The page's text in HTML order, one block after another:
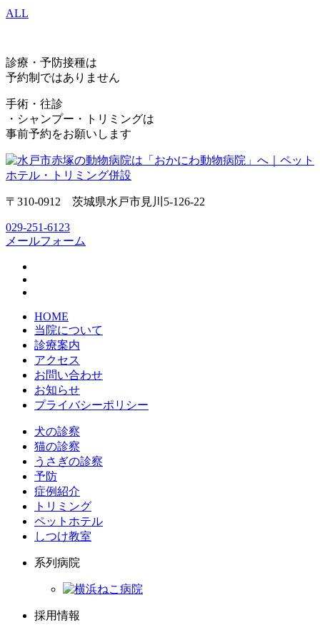
ALL
診療・予防接種は
予約制ではありません
手術・往診
・シャンプー・トリミングは
事前予約をお願いします
〒310-0912 茨城県水戸市見川5-126-22
029-251-6123
メールフォーム
HOME
当院について
診療案内
アクセス
お問い合わせ
お知らせ
プライバシーポリシー
犬の診察
猫の診察
うさぎの診察
予防
症例紹介
トリミング
ペットホテル
しつけ教室
系列病院
採用情報